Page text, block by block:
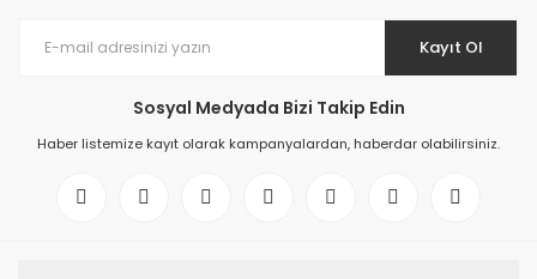
Kayıt Ol
Sosyal Medyada Bizi Takip Edin
Haber listemize kayıt olarak kampanyalardan, haberdar olabilirsiniz.